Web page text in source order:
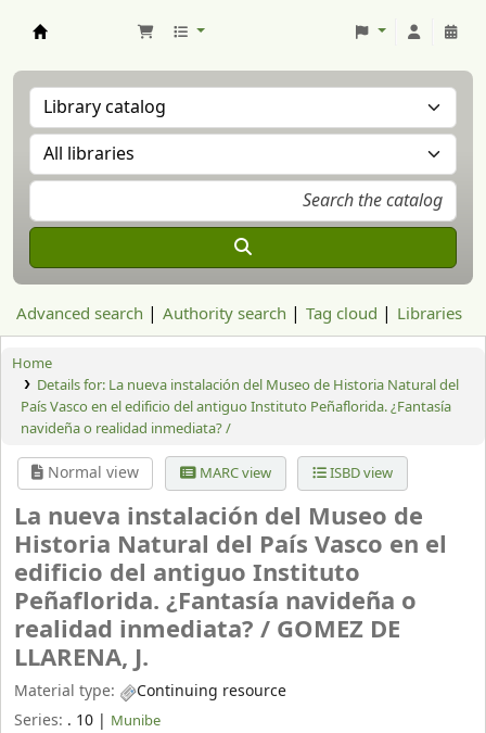
Advanced search Authority search Tag cloud Libraries
Home
Details for: La nueva instalación del Museo de Historia Natural del
País Vasco en el edificio del antiguo Instituto Peñaflorida. ¿Fantasía
navideña o realidad inmediata? /
Normal view MARC view ISBD view
La nueva instalación del Museo de
Historia Natural del País Vasco en el
edificio del antiguo Instituto
Peñaflorida. ¿Fantasía navideña o
realidad inmediata? / GOMEZ DE
LLARENA, J.
Material type:
Continuing resource
Series: . 10 | Munibe